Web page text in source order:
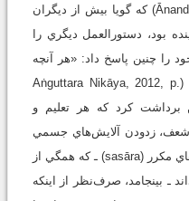
بودا در ميان پيروان خود، به آنَنْدَه (Ānanda) که گويا بيش از ديگران
بود، دستورالعمل ديگري را
را چنين پاسخ داد: «هر آنچه
که خوب گفته شود، کلام بوداست» (Aṅguttara Nikāya, 2012, p.
برداشت کرد که هر تعليم و
شعف، زدودن آلايش‌هاي جسمي
و روحي، و رهايي از گردونۀ باززايش‌هاي مکرر (sasāra) ـ که همگي از
ـ بينجامد، صرف‌نظر از اينکه